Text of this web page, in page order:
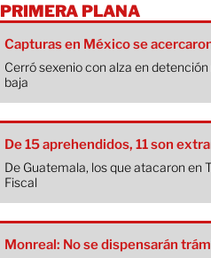
PRIMERA PLANA
Capturas en México se
Cerró sexenio con alza en
baja
De 15 aprehendidos, 11 son
De Guatemala, los que atacaron en
Fiscal
Monreal: No se dispensarán